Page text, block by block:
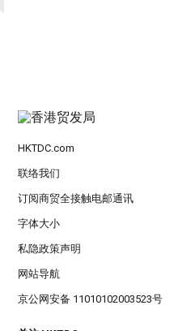
HKTDC.com
联络我们
订阅商贸全接触电邮通讯
字体大小
私隐政策声明
网站导航
京公网安备 11010102003523号